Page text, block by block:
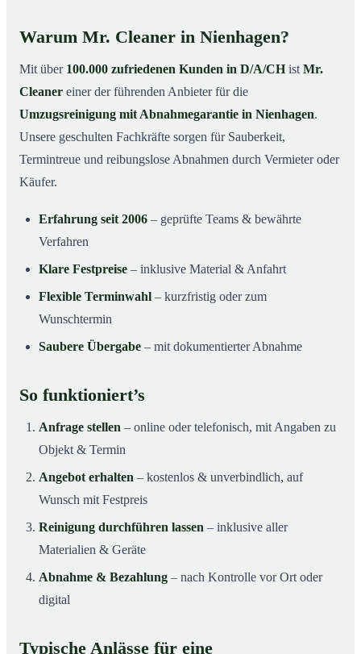
Warum Mr. Cleaner in Nienhagen?
Mit über 100.000 zufriedenen Kunden in D/A/CHist Mr.
Cleaner einer der führenden Anbieter für die
Umzugsreinigung mit Abnahmegarantie in Nienhagen.
Unsere geschulten Fachkräfte sorgen für Sauberkeit,
Termintreue und reibungslose Abnahmen durch Vermieter oder
Käufer.
Erfahrung seit 2006 – geprüfte Teams & bewährte
Verfahren
Klare Festpreise – inklusive Material & Anfahrt
Flexible Terminwahl – kurzfristig oder zum
Wunschtermin
Saubere Übergabe – mit dokumentierter Abnahme
So funktioniert’s
Anfrage stellen – online oder telefonisch, mit Angaben zu
Objekt & Termin
Angebot erhalten – kostenlos & unverbindlich, auf
Wunsch mit Festpreis
Reinigung durchführen lassen – inklusive aller
Materialien & Geräte
Abnahme & Bezahlung – nach Kontrolle vor Ort oder
digital
Typische Anlässe für eine